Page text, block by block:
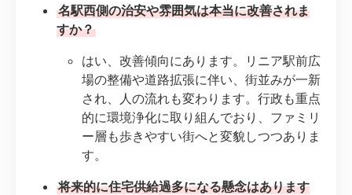
名駅西側の治安や雰囲気は本当に改善されま
すか？
はい、改善傾向にあります。リニア駅前広
場の整備や道路拡張に伴い、街並みが一新
され、人の流れも変わります。行政も重点
的に環境浄化に取り組んでおり、ファミリ
ー層も歩きやすい街へと変貌しつつありま
す。
将来的に住宅供給過多になる懸念はあります